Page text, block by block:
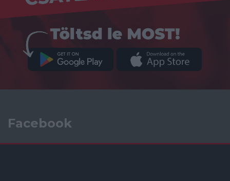
Facebook